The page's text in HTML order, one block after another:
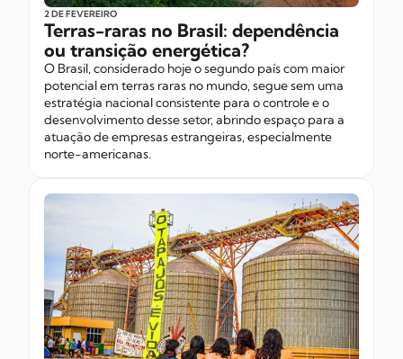
2 DE FEVEREIRO
Terras-raras no Brasil: dependência
ou transição energética?
O Brasil, considerado hoje o segundo país com maior
potencial em terras raras no mundo, segue sem uma
estratégia nacional consistente para o controle e o
desenvolvimento desse setor, abrindo espaço para a
atuação de empresas estrangeiras, especialmente
norte-americanas.